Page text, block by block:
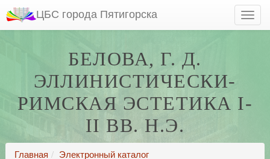
ЦБС города Пятигорска
БЕЛОВА, Г. Д.
ЭЛЛИНИСТИЧЕСКИ-
РИМСКАЯ ЭСТЕТИКА I-
II ВВ. Н.Э.
Главная
Электронный каталог